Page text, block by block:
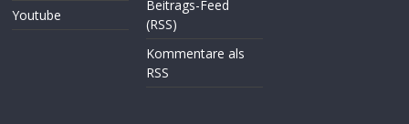
Youtube
Beitrags-Feed
(RSS)
Kommentare als
RSS